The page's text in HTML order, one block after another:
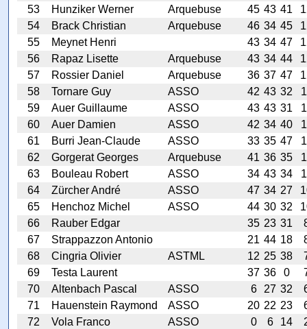
53
Hunziker Werner Arquebuse 45 43 41
54
Brack Christian Arquebuse 46 34 45
55
Meynet Henri 43 34 47
56
Rapaz Lisette Arquebuse 43 34 44
57
Rossier Daniel Arquebuse 36 37 47
58
Tornare Guy ASSO 42 43 32
59
Auer Guillaume ASSO 43 43 31
60
Auer Damien ASSO 42 34 40
61
Burri Jean-Claude ASSO 33 35 47
62
Gorgerat Georges Arquebuse 41 36 35
63
Bouleau Robert ASSO 34 43 34
64
Zürcher André ASSO 47 34 27
65
Henchoz Michel ASSO 44 30 32
66
Rauber Edgar 35 23 31
67
Strappazzon Antonio 21 44 18
68
Cingria Olivier ASTML 12 25 38
69
Testa Laurent 37 36 0
70
Altenbach Pascal ASSO 6 27 32
71
Hauenstein Raymond ASSO 20 22 23
72
Vola Franco ASSO 0 6 14